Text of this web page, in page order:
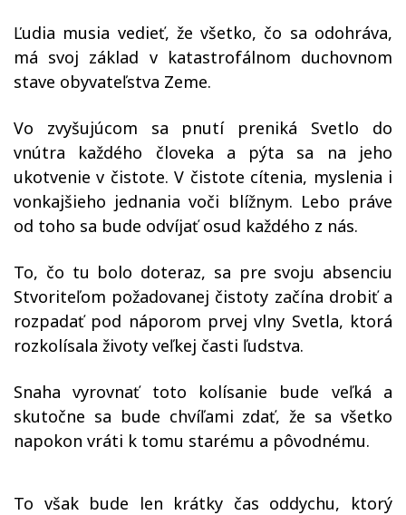
Ľudia musia vedieť, že všetko, čo sa odohráva,
má svoj základ v katastrofálnom duchovnom
stave obyvateľstva Zeme.
Vo zvyšujúcom sa pnutí preniká Svetlo do
vnútra každého človeka a pýta sa na jeho
ukotvenie v čistote. V čistote cítenia, myslenia i
vonkajšieho jednania voči blížnym. Lebo práve
od toho sa bude odvíjať osud každého z nás.
To, čo tu bolo doteraz, sa pre svoju absenciu
Stvoriteľom požadovanej čistoty začína drobiť a
rozpadať pod náporom prvej vlny Svetla, ktorá
rozkolísala životy veľkej časti ľudstva.
Snaha vyrovnať toto kolísanie bude veľká a
skutočne sa bude chvíľami zdať, že sa všetko
napokon vráti k tomu starému a pôvodnému.
To však bude len krátky čas oddychu, ktorý